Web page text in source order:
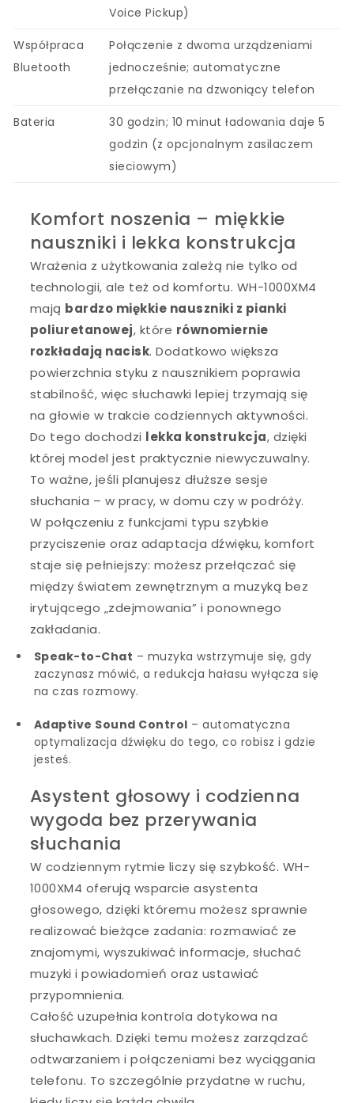
Voice Pickup)
Współpraca
Bluetooth
Połączenie z dwoma urządzeniami
jednocześnie; automatyczne
przełączanie na dzwoniący telefon
Bateria
30 godzin; 10 minut ładowania daje 5
godzin (z opcjonalnym zasilaczem
sieciowym)
Komfort noszenia – miękkie
nauszniki i lekka konstrukcja
Wrażenia z użytkowania zależą nie tylko od
technologii, ale też od komfortu. WH-1000XM4
mają bardzo miękkie nauszniki z pianki
poliuretanowej, które równomiernie
rozkładają nacisk. Dodatkowo większa
powierzchnia styku z nausznikiem poprawia
stabilność, więc słuchawki lepiej trzymają się
na głowie w trakcie codziennych aktywności.
Do tego dochodzi lekka konstrukcja, dzięki
której model jest praktycznie niewyczuwalny.
To ważne, jeśli planujesz dłuższe sesje
słuchania – w pracy, w domu czy w podróży.
W połączeniu z funkcjami typu szybkie
przyciszenie oraz adaptacja dźwięku, komfort
staje się pełniejszy: możesz przełączać się
między światem zewnętrznym a muzyką bez
irytującego „zdejmowania” i ponownego
zakładania.
Speak-to-Chat – muzyka wstrzymuje się, gdy
zaczynasz mówić, a redukcja hałasu wyłącza się
na czas rozmowy.
Adaptive Sound Control – automatyczna
optymalizacja dźwięku do tego, co robisz i gdzie
jesteś.
Asystent głosowy i codzienna
wygoda bez przerywania
słuchania
W codziennym rytmie liczy się szybkość. WH-
1000XM4 oferują wsparcie asystenta
głosowego, dzięki któremu możesz sprawnie
realizować bieżące zadania: rozmawiać ze
znajomymi, wyszukiwać informacje, słuchać
muzyki i powiadomień oraz ustawiać
przypomnienia.
Całość uzupełnia kontrola dotykowa na
słuchawkach. Dzięki temu możesz zarządzać
odtwarzaniem i połączeniami bez wyciągania
telefonu. To szczególnie przydatne w ruchu,